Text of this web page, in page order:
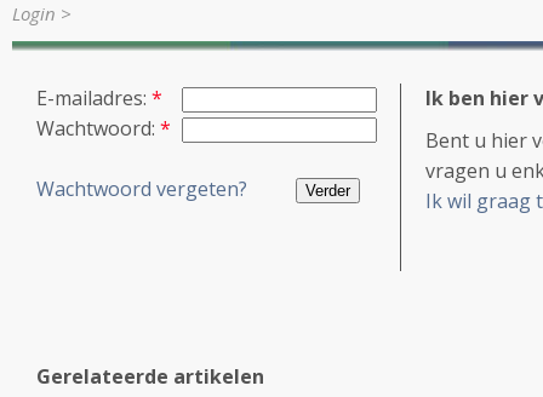
Login >
E-mailadres: *
Wachtwoord: *
Wachtwoord vergeten?
Ik ben hier
Bent u hier
vragen u
Ik wil graag
Gerelateerde artikelen